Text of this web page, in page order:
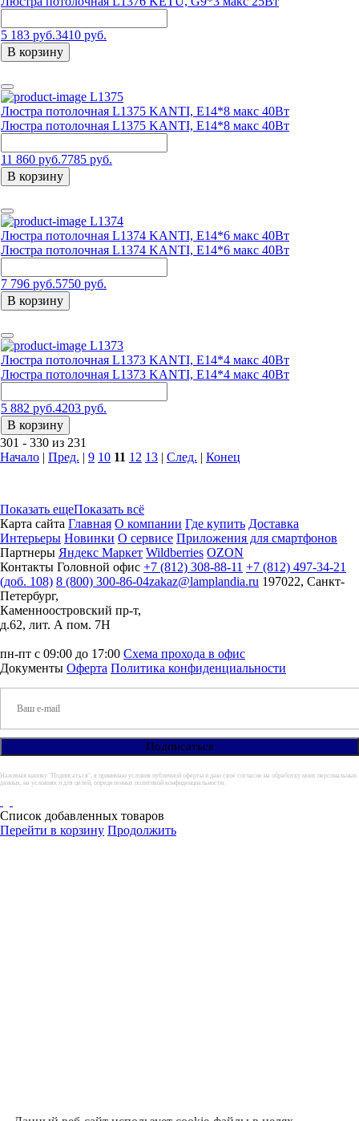
5 183 руб.3410 руб.
В корзину
L1375
Люстра потолочная L1375 KANTI, E14*8 макс 40Вт
Люстра потолочная L1375 KANTI, E14*8 макс 40Вт
11 860 руб.7785 руб.
В корзину
L1374
Люстра потолочная L1374 KANTI, E14*6 макс 40Вт
Люстра потолочная L1374 KANTI, E14*6 макс 40Вт
7 796 руб.5750 руб.
В корзину
L1373
Люстра потолочная L1373 KANTI, E14*4 макс 40Вт
Люстра потолочная L1373 KANTI, E14*4 макс 40Вт
5 882 руб.4203 руб.
В корзину
301 - 330 из 231
Начало | Пред. | 9 10 11 12 13 | След. | Конец
Показать ещеПоказать всё
Карта сайта Главная О компании Где купить Доставка
Интерьеры Новинки О сервисе Приложения для смартфонов
Партнеры Яндекс Маркет Wildberries OZON
Контакты Головной офис +7 (812) 308-88-11 +7 (812) 497-34-21
(доб. 108) 8 (800) 300-86-04zakaz@lamplandia.ru 197022, Санкт-
Петербург,
Каменноостровский пр-т,
д.62, лит. А пом. 7Н
пн-пт с 09:00 до 17:00 Схема прохода в офис
Документы Оферта Политика конфиденциальности
Нажимая кнопку "Подписаться", я принимаю условия публичной оферты и даю своё согласие на обработку моих персональных
данных, на условиях и для целей, определенных политикой конфиденциальности.
Список добавленных товаров
Перейти в корзину Продолжить